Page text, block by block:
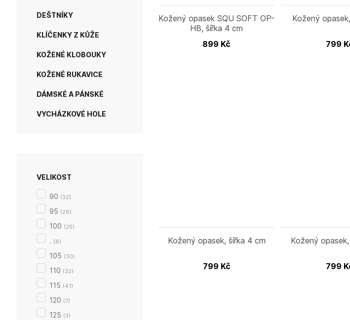
DEŠTNÍKY
KLÍČENKY Z KŮŽE
KOŽENÉ KLOBOUKY
KOŽENÉ RUKAVICE
DÁMSKÉ A PÁNSKÉ
VYCHÁZKOVÉ HOLE
Kožený opasek SQU SOFT OP-
HB, šířka 4 cm
899 Kč
Kožený
799
Kožený opasek, šířka 4 cm
799 Kč
Kožený
799
VELIKOST
90 (32)
95 (28)
100 (25)
. (8)
105 (30)
110 (32)
115 (41)
120 (7)
125 (3)